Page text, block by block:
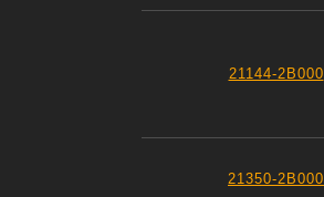
21144-2B000
21350-2B000